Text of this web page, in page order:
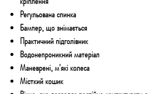
Регульована спинка
Бампер, що знімається
Практичний підголівник
Водонепроникний матеріал
Маневрені, м'які колеса
Місткий кошик